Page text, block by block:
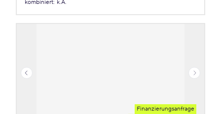
kombiniert: k.A.
Finanzierungsanfrage